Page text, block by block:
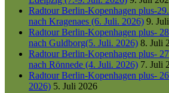
Radtour Berlin-Kopenhagen plus-
nach Kragenaes (6. Juli. 2026) 9.
Radtour Berlin-Kopenhagen plus-
nach Guldborg(5. Juli. 2026) 8. Juli
Radtour Berlin-Kopenhagen plus-
nach Rönnede (4. Juli. 2026) 7. Juli
Radtour Berlin-Kopenhagen plus-
2026) 5. Juli 2026